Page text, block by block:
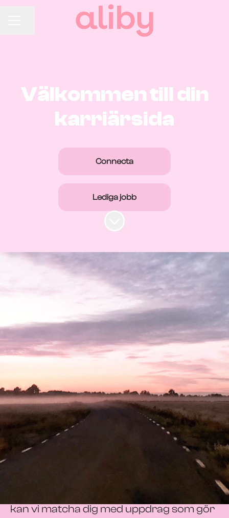
Välkommen till din
karriärsida
Connecta
Lediga jobb
Skrolla för mer innehåll
Ditt nästa steg
börjar här
Vi på Aliby finns här för dig som vill ta
nästa kliv i din karriär – oavsett om du är
på jakt efter nya utmaningar, vill växa i en
ny roll eller är nyfiken på nästa kapitel.
Med erfarenhet, engagemang och ett
starkt nätverk hjälper vi dig att hitta rätt
uppdrag eller arbetsgivare.
Vi tror på att bygga långsiktiga relationer
verkligen förstå vem du är och vad du vill,
kan vi matcha dig med uppdrag som gör